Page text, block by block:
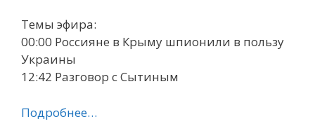
Темы эфира:
00:00 Россияне в Крыму шпионили в пользу
Украины
12:42 Разговор с Сытиным
Подробнее…